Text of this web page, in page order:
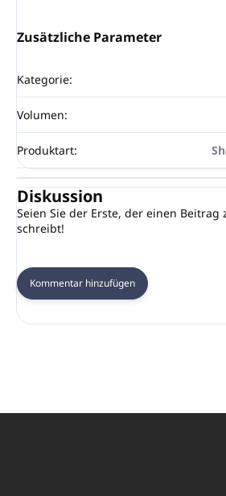
Zusätzliche Parameter
Kategorie:
Volumen:
Produktart:
Diskussion
Seien Sie der Erste, der einen Beitrag
schreibt!
Kommentar hinzufügen